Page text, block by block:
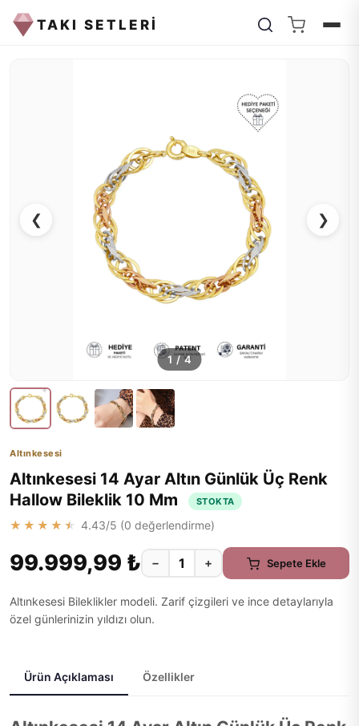
TAKI SETLERİ
❮ ❯
1/4
Altınkesesi
Altınkesesi 14 Ayar Altın Günlük Üç Renk
Hallow Bileklik 10 Mm
STOKTA
★★★★★ 4.43/5 (0 değerlendirme)
99.999,99 ₺ − + Sepete Ekle
Altınkesesi Bileklikler modeli. Zarif çizgileri ve ince detaylarıyla
özel günlerinizin yıldızı olun.
Ürün Açıklaması Özellikler